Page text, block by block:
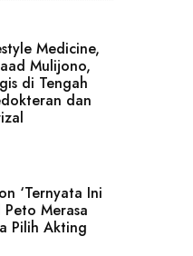
Medicine,
Mulijono,
di Tengah
dan
‘Ternyata Ini
Merasa
Pilih Akting